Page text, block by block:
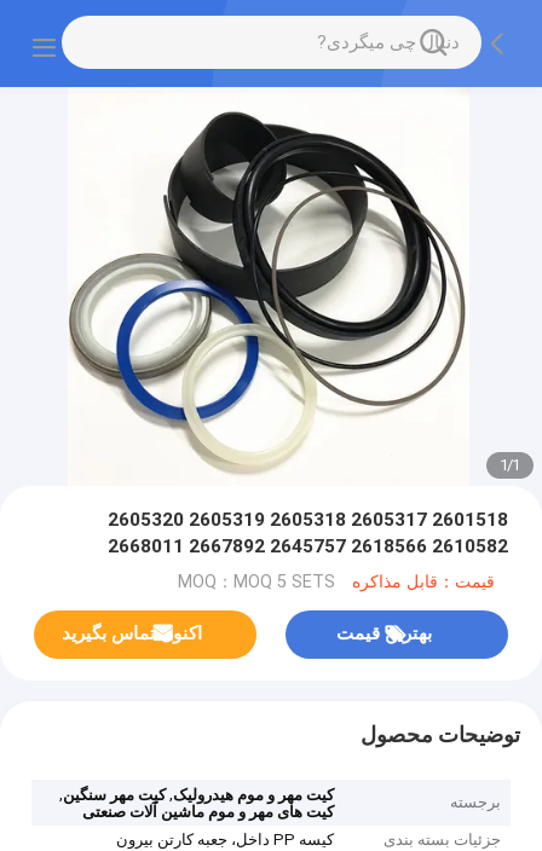
1
/
1
2601518 2605317 2605318 2605319 2605320
2610582 2618566 2645757 2667892 2668011
2668012 26268012 266268015
قیمت：قابل مذاکره MOQ：MOQ 5 SETS
بهترین قیمت اکنون تماس بگیرید
توضیحات محصول
برجسته کیت مهر و موم هیدرولیک,کیت مهر سنگین,
کیت های مهر و موم ماشین آلات صنعتی
جزئیات بسته بندی
کیسه PP داخل، جعبه کارتن بیرون